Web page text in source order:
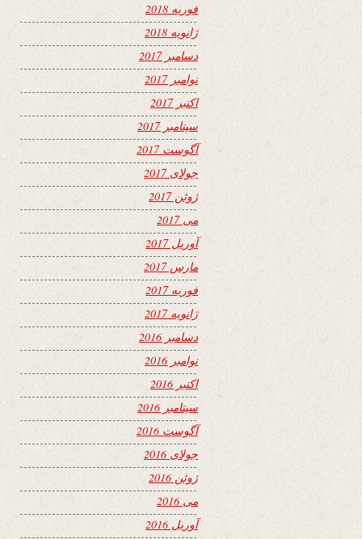
فوریه 2018
ژانویه 2018
دسامبر 2017
نوامبر 2017
اکتبر 2017
سپتامبر 2017
آگوست 2017
جولای 2017
ژوئن 2017
می 2017
آوریل 2017
مارس 2017
فوریه 2017
ژانویه 2017
دسامبر 2016
نوامبر 2016
اکتبر 2016
سپتامبر 2016
آگوست 2016
جولای 2016
ژوئن 2016
می 2016
آوریل 2016